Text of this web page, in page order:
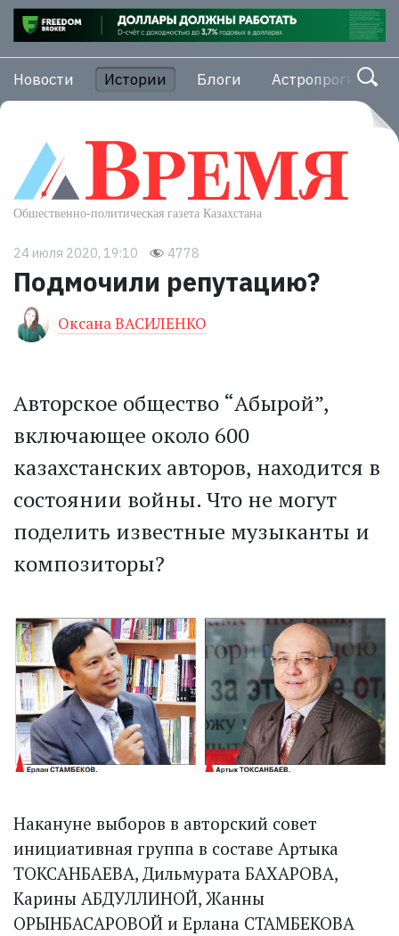
Новости Истории Блоги Астропрогноз
24 июля 2020, 19:10 4778
Подмочили репутацию?
Оксана ВАСИЛЕНКО
Авторское общество “Абырой”,
включающее около 600
казахстанских авторов, находится в
состоянии войны. Что не могут
поделить известные музыканты и
композиторы?
Накануне выборов в авторский совет
инициативная группа в составе Артыка
ТОКСАНБАЕВА, Дильмурата БАХАРОВА,
Карины АБДУЛЛИНОЙ, Жанны
ОРЫНБАСАРОВОЙ и Ерлана СТАМБЕКОВА